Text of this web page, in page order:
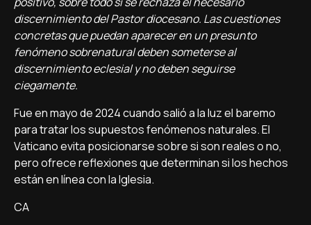
discernimiento del Pastor diocesano. Las cuestiones
concretas que puedan aparecer en un presunto
fenómeno sobrenatural deben someterse al
discernimiento eclesial y no deben seguirse
ciegamente.
Fue en mayo de 2024 cuando salió a la luz el baremo
para tratar los supuestos fenómenos naturales. El
Vaticano evita posicionarse sobre si son reales o no,
pero ofrece reflexiones que determinan si los hechos
están en línea con la Iglesia.
CA